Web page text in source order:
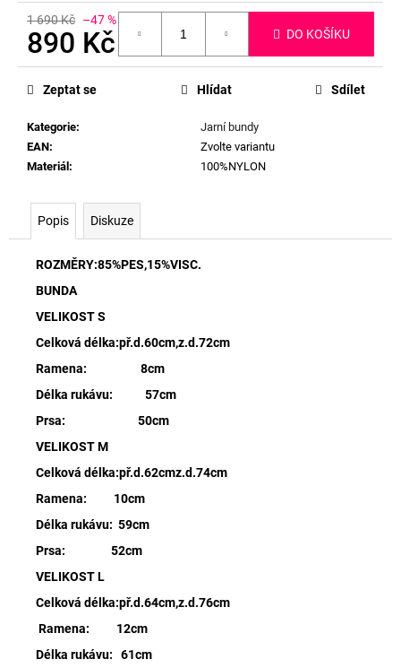
1 690 Kč –47 %
890 Kč
Měrná
DO KOŠÍKU
Kategorie:
Jarní bundy
EAN:
Zvolte variantu
Materiál: 100%NYLON
Zeptat se Hlídat Sdílet
Popis Diskuze
ROZMĚRY:85%PES,15%VISC.
BUNDA
VELIKOST S
Celková délka:př.d.60cm,z.d.72cm
Ramena: 8cm
Délka rukávu: 57cm
Prsa: 50cm
VELIKOST M
Celková délka:př.d.62cmz.d.74cm
Ramena: 10cm
Délka rukávu: 59cm
Prsa: 52cm
VELIKOST L
Celková délka:př.d.64cm,z.d.76cm
Ramena: 12cm
Délka rukávu: 61cm